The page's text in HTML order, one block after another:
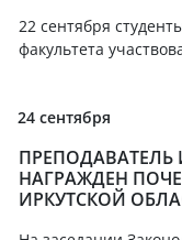
22 сентября
факультета
24 сентября
ПРЕПОДАВАТЕЛЬ
НАГРАЖДЕН
ИРКУТСКОЙ